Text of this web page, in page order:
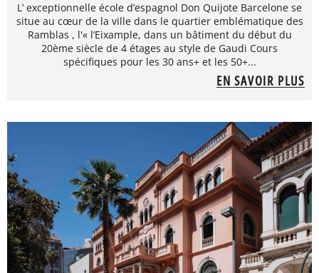
L’ exceptionnelle école d’espagnol Don Quijote Barcelone se
situe au cœur de la ville dans le quartier emblématique des
Ramblas , l'« l’Eixample, dans un bâtiment du début du
20ème siècle de 4 étages au style de Gaudi Cours
spécifiques pour les 30 ans+ et les 50+...
EN SAVOIR PLUS